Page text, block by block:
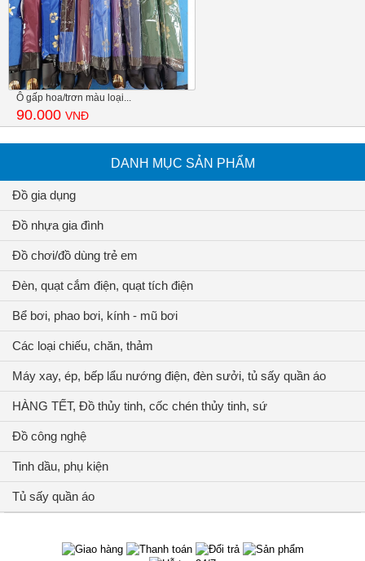
Ô gấp hoa/trơn màu loại...
90.000 VNĐ
DANH MỤC SẢN PHẨM
Đồ gia dụng
Đồ nhựa gia đình
Đồ chơi/đồ dùng trẻ em
Đèn, quạt cắm điện, quạt tích điện
Bể bơi, phao bơi, kính - mũ bơi
Các loại chiếu, chăn, thảm
Máy xay, ép, bếp lẩu nướng điện, đèn sưởi, tủ sấy quần áo
HÀNG TẾT, Đồ thủy tinh, cốc chén thủy tinh, sứ
Đồ công nghệ
Tinh dầu, phụ kiện
Tủ sấy quần áo